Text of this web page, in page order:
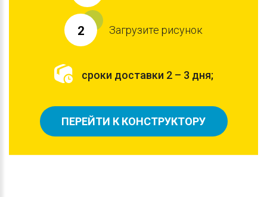
2 Загрузите рисунок
сроки доставки 2 – 3 дня;
ПЕРЕЙТИ К КОНСТРУКТОРУ